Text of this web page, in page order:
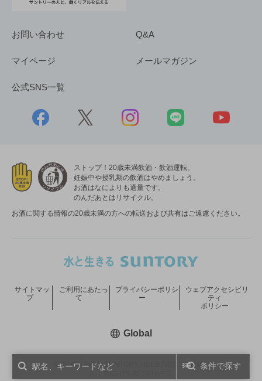
条件で探す
お問い合わせ Q&A
マイページ メールマガジン
公式SNS一覧
ストップ！20歳未満飲酒・飲酒運転。
妊娠中や授乳期の飲酒はやめましょう。
お酒はなによりも適量です。
のんだあとはリサイクル。
お酒に関する情報の20歳未満の方への転送および共有はご遠慮ください。
COPYRIGHT © SUNTORY HOLDINGS LIMITED.
サイトマッ
プ
ご利用にあたっ
て
プライバシーポリシ
ー
ウェブアクセシビリ
ティ
ポリシー
Global新しいウィンドウで開く